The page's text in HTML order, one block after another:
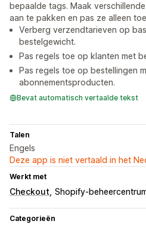
bepaalde tags. Maak
aan te pakken en pas ze alleen
Verberg verzendtarieven op
bestelgewicht.
Pas regels toe op klanten met
Pas regels toe op bestellingen
abonnementsproducten.
Bevat automatisch vertaalde tekst
Talen
Engels
Deze app is niet vertaald in het
Werkt met
Checkout Shopify-
Categorieën